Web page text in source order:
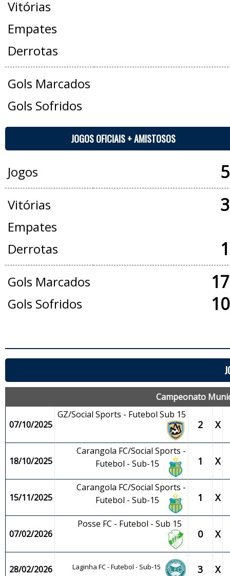
Vitórias
Empates
Derrotas
Gols Marcados
Gols Sofridos
JOGOS OFICIAIS + AMISTOSOS
Jogos
Vitórias
Empates
Derrotas
Gols Marcados
Gols Sofridos
Campeonato
07/10/2025
GZ/Social Sports - Futebol Sub 15
2 X
18/10/2025
Carangola FC/Social Sports -
Futebol - Sub-15
1 X
15/11/2025
Carangola FC/Social Sports -
Futebol - Sub-15
1 X
07/02/2026
Posse FC - Futebol - Sub 15
0 X
28/02/2026 Laginha FC - Futebol - Sub-15 3 X